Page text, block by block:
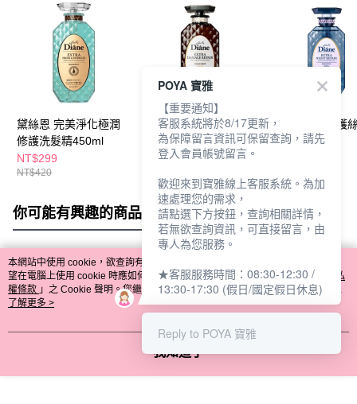
黛絲恩 完美淨化極潤
修護洗髮精450ml
NT$299
NT$420
黛絲恩 完美修補極潤
修護護髮素450ml
NT$299
黛絲恩午夜修護
髮精450ml
你可能有興趣的商品 全站排行
熱門標籤
本網站中使用 cookie，欲查詢有關本網站使用 cookie 方式之詳情，及若您不希
望在電腦上使用 cookie 時應如何變更電腦的 cookie 設定，請參閱本網站「
隱私
權條款 」之 Cookie 聲明。您繼續使用本網站即表示您同意本公司得按本網站使
用條款之 Cookie 聲明使用 cookie。
了解更多 >
我知道了
POYA 寶雅
【重要通知】
客服系統將於8/17更新，
為保障留言資訊可保留查詢，請先
登入會員帳號留言。
歡迎來到寶雅線上客服系統。為加
速處理您的需求，
請點選下方按鈕，查詢相關詳情，
若無欲查詢資訊，可直接留言，由
專人為您服務。
★客服服務時間：08:30-12:30 /
13:30-17:30 (假日/國定假日休息)
Reply to POYA 寶雅